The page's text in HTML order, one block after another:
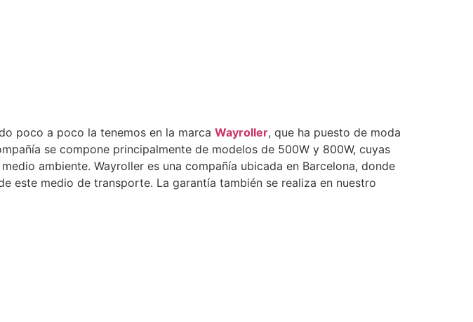
poco a poco la tenemos en la marca Wayroller, que ha puesto de moda
se compone principalmente de modelos de 500W y 800W, cuyas
ambiente. Wayroller es una compañía ubicada en Barcelona, donde
este medio de transporte. La garantía también se realiza en nuestro